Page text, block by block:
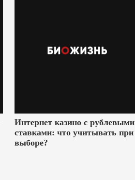
Интернет казино с рублевыми
ставками: что учитывать при
выборе?